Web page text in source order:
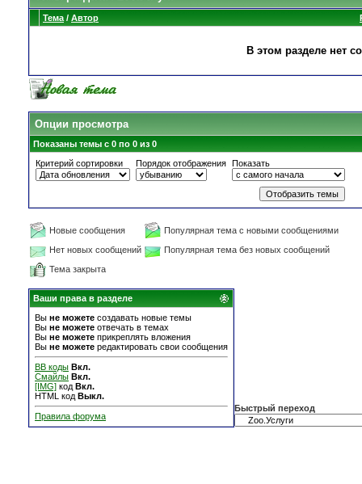
Тема / Автор
В этом разделе нет
Опции просмотра
Показаны темы с 0 по 0 из 0
Критерий сортировки
Порядок отображения Показать
Новые сообщения
Популярная тема с новыми сообщениями
Нет новых сообщений
Популярная тема без новых сообщений
Тема закрыта
Ваши права в разделе
Вы не можете создавать новые темы
Вы не можете отвечать в темах
Вы не можете прикреплять вложения
Вы не можете редактировать свои сообщения
BB коды Вкл.
Смайлы Вкл.
[IMG] код Вкл.
HTML код Выкл.
Правила форума
Быстрый переход